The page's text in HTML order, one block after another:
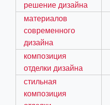
feed-calculator
решение дизайна
материалов
современного
дизайна
композиция
отделки дизайна
стильная
композиция